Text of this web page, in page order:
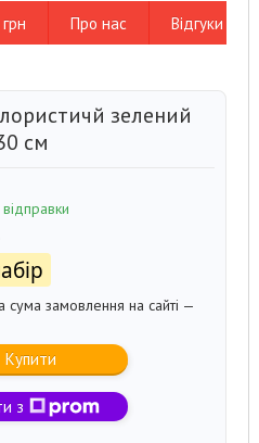
Про нас Відгуки
зелений
см
сума замовлення на сайті —
Купити
з